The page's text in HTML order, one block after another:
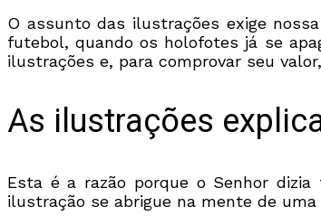
O assunto das ilustrações exige
futebol, quando os holofotes já se
ilustrações e, para comprovar seu
As ilustrações
Esta é a razão porque o Senhor
ilustração se abrigue na mente de